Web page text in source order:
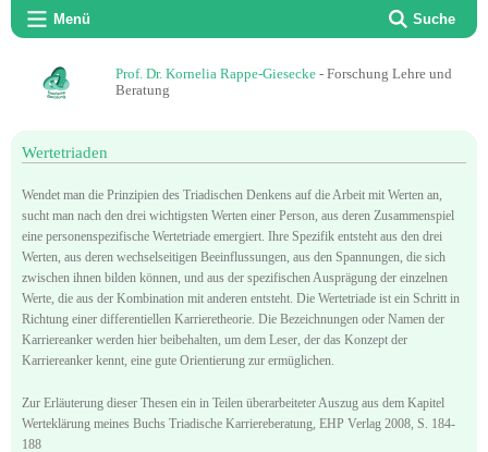
Menü Suche
Prof. Dr. Kornelia Rappe-Giesecke - Forschung Lehre und
Beratung
Wertetriaden
Wendet man die Prinzipien des Triadischen Denkens auf die Arbeit mit Werten an,
sucht man nach den drei wichtigsten Werten einer Person, aus deren Zusammenspiel
eine personenspezifische Wertetriade emergiert. Ihre Spezifik entsteht aus den drei
Werten, aus deren wechselseitigen Beeinflussungen, aus den Spannungen, die sich
zwischen ihnen bilden können, und aus der spezifischen Ausprägung der einzelnen
Werte, die aus der Kombination mit anderen entsteht. Die Wertetriade ist ein Schritt in
Richtung einer differentiellen Karrieretheorie. Die Bezeichnungen oder Namen der
Karriereanker werden hier beibehalten, um dem Leser, der das Konzept der
Karriereanker kennt, eine gute Orientierung zur ermüglichen.
Zur Erläuterung dieser Thesen ein in Teilen überarbeiteter Auszug aus dem Kapitel
Werteklärung meines Buchs Triadische Karriereberatung, EHP Verlag 2008, S. 184-
188